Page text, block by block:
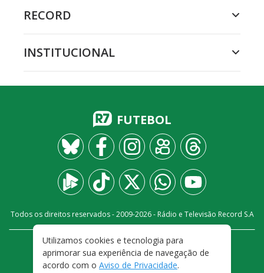
RECORD
INSTITUCIONAL
FUTEBOL
Todos os direitos reservados - 2009-2026- Rádio e Televisão Record S.A
FALE CONOSCO
PRIVACIDADE
TERMOS E CONDIÇÕES DE USO
Utilizamos cookies e tecnologia para
aprimorar sua experiência de navegação de
acordo com o Aviso de Privacidade.